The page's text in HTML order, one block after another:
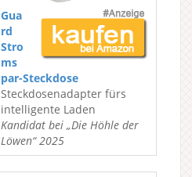
Gua
rd
Stro
ms
par-Steckdose
Steckdosenadapter fürs
intelligente Laden
Kandidat bei „Die Höhle der
Löwen“ 2025